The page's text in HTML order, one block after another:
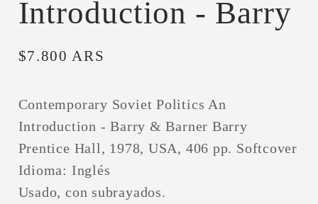
Introduction - Barry
Precio
$7.800 ARS
Contemporary Soviet Politics An
Introduction - Barry & Barner Barry
Prentice Hall, 1978, USA, 406 pp. Softcover
Idioma: Inglés
Usado, con subrayados.